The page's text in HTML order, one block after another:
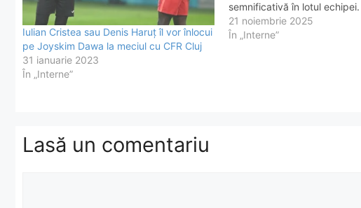
Iulian Cristea sau Denis Haruț îl vor înlocui
pe Joyskim Dawa la meciul cu CFR Cluj
31 ianuarie 2023
În „Interne”
semnificativă în lotul
Dawa, fundașul care a suferit
accidentare în primăvara
21 noiembrie 2025
În „Interne”
Lasă un comentariu